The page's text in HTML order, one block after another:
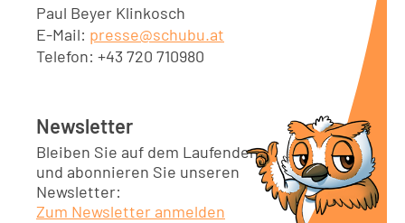
Paul Beyer Klinkosch
E-Mail: presse@schubu.at
Telefon: +43 720 710980
Newsletter
Bleiben Sie auf dem Laufenden
und abonnieren Sie unseren
Newsletter:
Zum Newsletter anmelden